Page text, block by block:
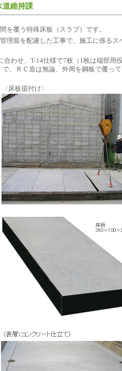
維持課
を覆う特殊床板（スラブ）です。
理面を配慮した工事で、施工に係る
合わせ、T-14仕様で7枚（1枚は端部用
で、ＲＣ造は無論、外周を鋼板で覆っ
〈床板据付け〉